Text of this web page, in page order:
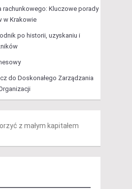
rachunkowego: Kluczowe porady
w Krakowie
po historii, uzyskaniu i
do Doskonałego Zarządzania
z małym kapitałem